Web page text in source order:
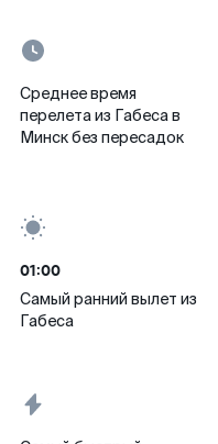
Среднее время
перелета из Габеса в
Минск без пересадок
01:00
Самый ранний вылет из
Габеса